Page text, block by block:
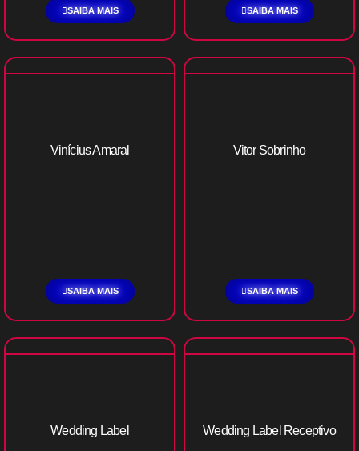
SAIBA MAIS SAIBA MAIS
Vinícius Amaral
SAIBA MAIS
Vitor Sobrinho
SAIBA MAIS
Wedding Label Wedding Label Receptivo